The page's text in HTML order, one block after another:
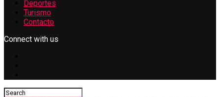
Deportes
Turismo
Contacto
Connect with us